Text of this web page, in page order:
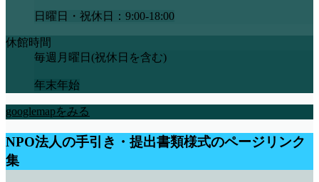
日曜日・祝休日：9:00-18:00
休館時間
毎週月曜日(祝休日を含む)
年末年始
googlemapをみる
NPO法人の手引き・提出書類様式のページリンク
集